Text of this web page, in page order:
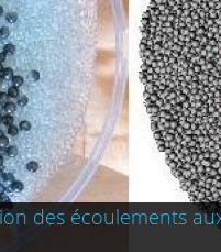
des écoulements